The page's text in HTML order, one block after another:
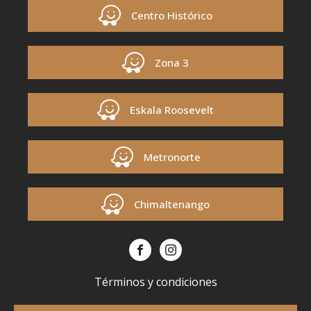
Centro Histórico
Zona 3
Eskala Roosevelt
Metronorte
Chimaltenango
Términos y condiciones